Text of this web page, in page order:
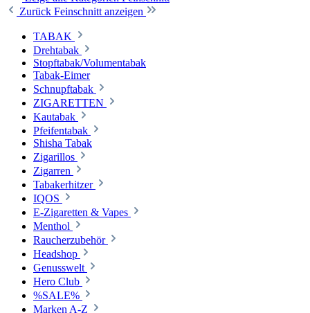
Zurück Feinschnitt anzeigen
TABAK
Drehtabak
Stopftabak/Volumentabak
Tabak-Eimer
Schnupftabak
ZIGARETTEN
Kautabak
Pfeifentabak
Shisha Tabak
Zigarillos
Zigarren
Tabakerhitzer
IQOS
E-Zigaretten & Vapes
Menthol
Raucherzubehör
Headshop
Genusswelt
Hero Club
%SALE%
Marken A-Z